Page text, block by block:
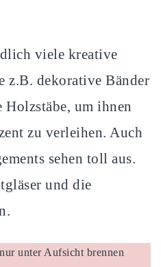
viele kreative
dekorative Bänder
Holzstäbe, um ihnen
zu verleihen. Auch
sehen toll aus.
und die
unter Aufsicht brennen